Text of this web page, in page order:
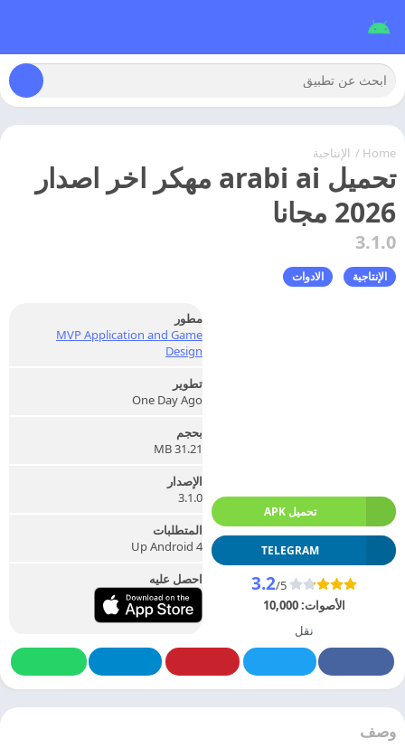
Home
/ الإنتاجية
تحميل arabi ai مهكر اخر اصدار
2026 مجانا
3.1.0
الإنتاجية الادوات
تحميل APK
TELEGRAM
3.2/5
الأصوات:10,000
نقل
مطور
MVP Application and Game
Design
تطوير
One Day Ago
بحجم
31.21 MB
الإصدار
3.1.0
المتطلبات
Up Android 4
احصل عليه
وصف